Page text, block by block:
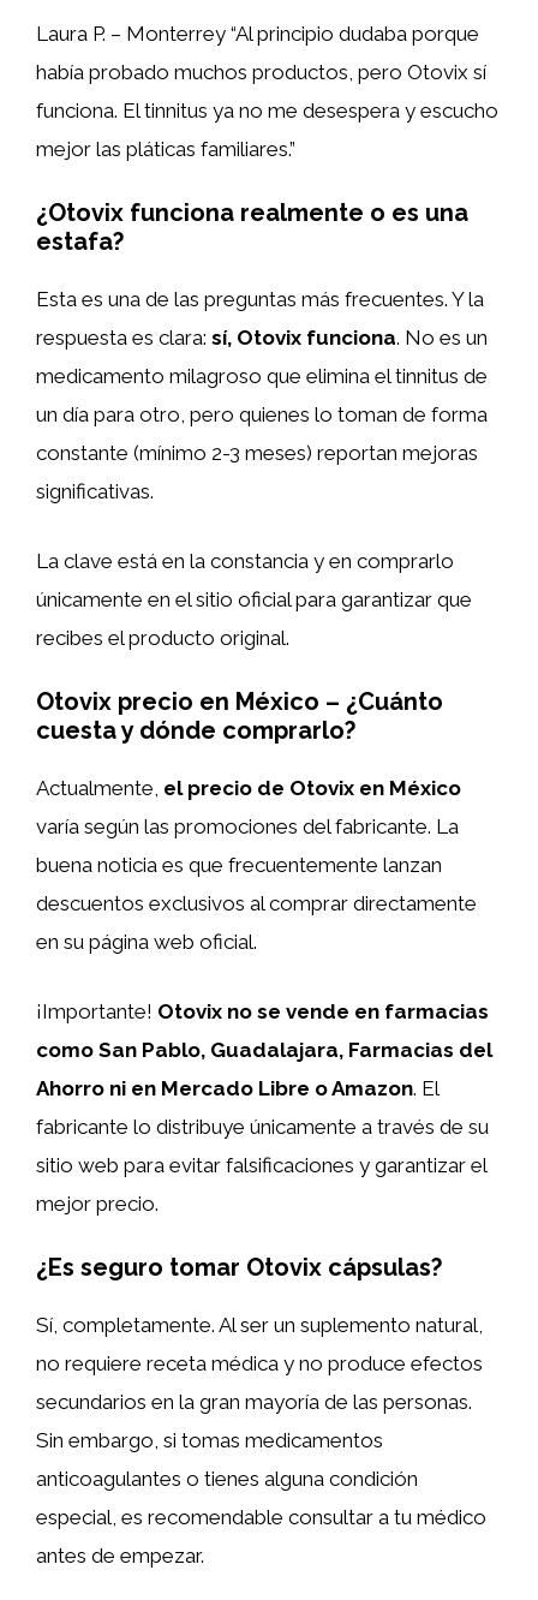
Laura P. – Monterrey “Al principio dudaba porque
había probado muchos productos, pero Otovix sí
funciona. El tinnitus ya no me desespera y escucho
mejor las pláticas familiares.”
¿Otovix funciona realmente o es una
estafa?
Esta es una de las preguntas más frecuentes. Y la
respuesta es clara: sí, Otovix funciona. No es un
medicamento milagroso que elimina el tinnitus de
un día para otro, pero quienes lo toman de forma
constante (mínimo 2-3 meses) reportan mejoras
significativas.
La clave está en la constancia y en comprarlo
únicamente en el sitio oficial para garantizar que
recibes el producto original.
Otovix precio en México – ¿Cuánto
cuesta y dónde comprarlo?
Actualmente, el precio de Otovix en México
varía según las promociones del fabricante. La
buena noticia es que frecuentemente lanzan
descuentos exclusivos al comprar directamente
en su página web oficial.
¡Importante! Otovix no se vende en farmacias
como San Pablo, Guadalajara, Farmacias del
Ahorro ni en Mercado Libre o Amazon. El
fabricante lo distribuye únicamente a través de su
sitio web para evitar falsificaciones y garantizar el
mejor precio.
¿Es seguro tomar Otovix cápsulas?
Sí, completamente. Al ser un suplemento natural,
no requiere receta médica y no produce efectos
secundarios en la gran mayoría de las personas.
Sin embargo, si tomas medicamentos
anticoagulantes o tienes alguna condición
especial, es recomendable consultar a tu médico
antes de empezar.